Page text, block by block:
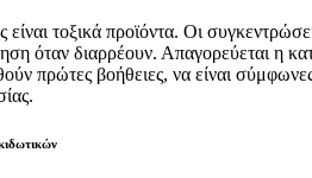
είναι τοξικά προϊόντα. Οι
όταν διαρρέουν. Απαγορεύεται
πρώτες βοήθειες, να είναι